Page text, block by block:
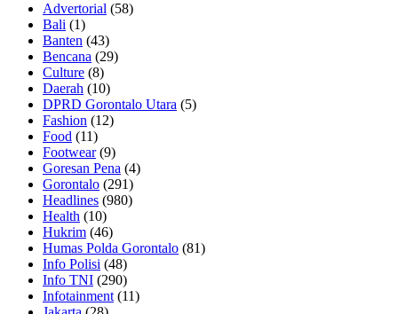
Advertorial (58)
Bali (1)
Banten (43)
Bencana (29)
Culture (8)
Daerah (10)
DPRD Gorontalo Utara (5)
Fashion (12)
Food (11)
Footwear(9)
Goresan Pena (4)
Gorontalo (291)
Headlines (980)
Health (10)
Hukrim (46)
Humas Polda Gorontalo (81)
Info Polisi (48)
Info TNI (290)
Infotainment (11)